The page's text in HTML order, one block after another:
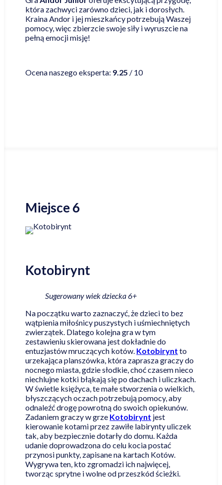
która zachwyci zarówno dzieci, jak i dorosłych.
Kraina Andor i jej mieszkańcy potrzebują Waszej
pomocy, więc zbierzcie swoje siły i wyruszcie na
pełną emocji misję!
Ocena naszego eksperta: 9.25 / 10
Miejsce 6
Kotobirynt
Sugerowany wiek dziecka 6+
Na początku warto zaznaczyć, że dzieci to bez
wątpienia miłośnicy puszystych i uśmiechniętych
zwierzątek. Dlatego kolejna gra w tym
zestawieniu skierowana jest dokładnie do
entuzjastów mruczących kotów. ​ Kotobirynt to
urzekająca planszówka, która zaprasza graczy do
nocnego miasta, gdzie słodkie, choć czasem nieco
niechlujne kotki błąkają się po dachach i uliczkach.
W świetle księżyca, te małe stworzenia o wielkich,
błyszczących oczach potrzebują pomocy, aby
odnaleźć drogę powrotną do swoich opiekunów.
Zadaniem graczy w grze Kotobirynt jest
kierowanie kotami przez zawiłe labirynty uliczek
tak, aby bezpiecznie dotarły do domu. Każda
udanie doprowadzona do celu kocia postać
przynosi punkty, zapisane na kartach Kotów.
Wygrywa ten, kto zgromadzi ich najwięcej,
tworząc sprytne i wolne od przeszkód ścieżki.